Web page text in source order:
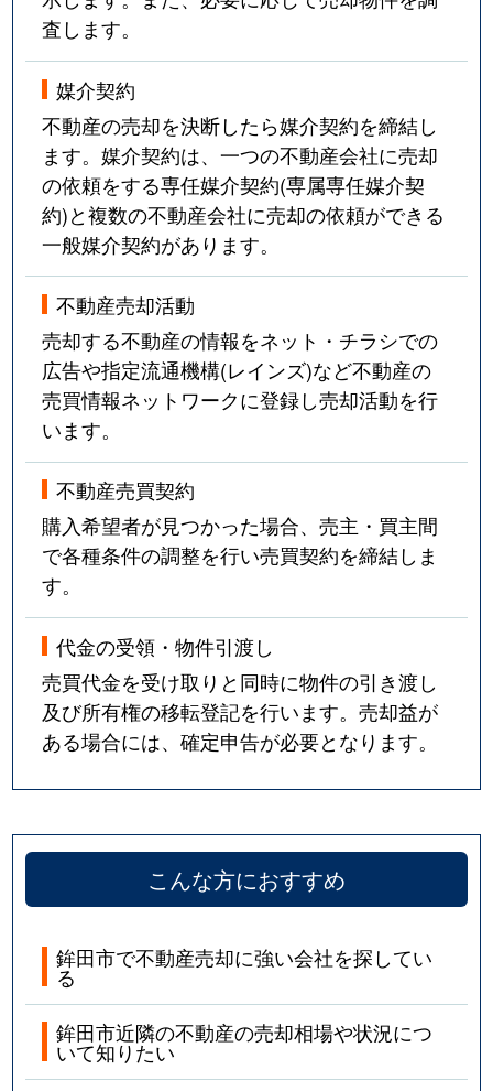
査します。
媒介契約
不動産の売却を決断したら媒介契約を締結し
ます。媒介契約は、一つの不動産会社に売却
の依頼をする専任媒介契約(専属専任媒介契
約)と複数の不動産会社に売却の依頼ができる
一般媒介契約があります。
不動産売却活動
売却する不動産の情報をネット・チラシでの
広告や指定流通機構(レインズ)など不動産の
売買情報ネットワークに登録し売却活動を行
います。
不動産売買契約
購入希望者が見つかった場合、売主・買主間
で各種条件の調整を行い売買契約を締結しま
す。
代金の受領・物件引渡し
売買代金を受け取りと同時に物件の引き渡し
及び所有権の移転登記を行います。売却益が
ある場合には、確定申告が必要となります。
こんな方におすすめ
鉾田市で不動産売却に強い会社を探してい
る
鉾田市近隣の不動産の売却相場や状況につ
いて知りたい